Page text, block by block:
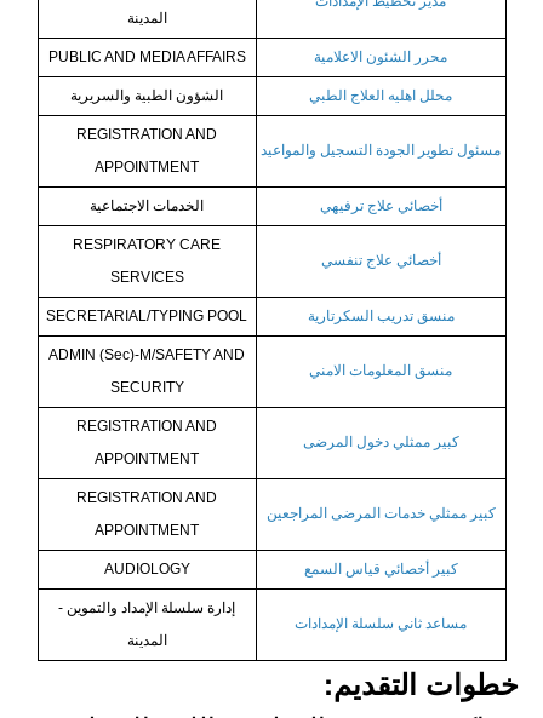
المدينة
محرر الشئون الاعلامية PUBLIC AND MEDIA AFFAIRS
محلل اهليه العلاج الطبي الشؤون الطبية والسريرية
مسئول تطوير الجودة التسجيل والمواعيد
REGISTRATION AND
APPOINTMENT
أخصائي علاج ترفيهي الخدمات الاجتماعية
أخصائي علاج تنفسي
RESPIRATORY CARE
SERVICES
منسق تدريب السكرتارية SECRETARIAL/TYPING POOL
منسق المعلومات الامني
ADMIN (Sec)-M/SAFETY AND
SECURITY
كبير ممثلي دخول المرضى
REGISTRATION AND
APPOINTMENT
كبير ممثلي خدمات المرضى المراجعين
REGISTRATION AND
APPOINTMENT
كبير أخصائي قياس السمع AUDIOLOGY
مساعد ثاني سلسلة الإمدادات
إدارة سلسلة الإمداد والتموين -
المدينة
خطوات التقديم: